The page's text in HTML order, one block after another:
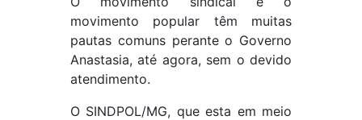
movimento popular têm muitas
pautas comuns perante o Governo
Anastasia, até agora, sem o devido
atendimento.
O SINDPOL/MG, que esta em meio